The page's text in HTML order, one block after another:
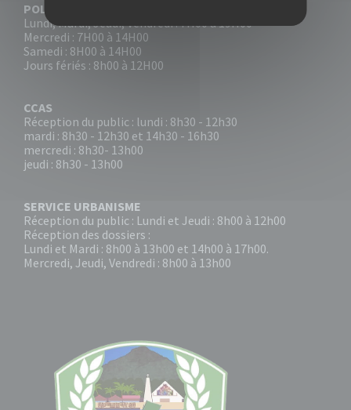
POLICE MUNICIPALE
Lundi, Mardi, Jeudi, Vendredi : 7H00 à 19H00
Mercredi : 7H00 à 14H00
Samedi : 8H00 à 14H00
Jours fériés : 8h00 à 12H00
CCAS
Réception du public : lundi : 8h30 - 12h30
mardi : 8h30 - 12h30 et 14h30 - 16h30
mercredi : 8h30- 13h00
jeudi : 8h30 - 13h00
SERVICE URBANISME
Réception du public : Lundi et Jeudi : 8h00 à 12h00
Réception des dossiers :
Lundi et Mardi : 8h00 à 13h00 et 14h00 à 17h00.
Mercredi, Jeudi, Vendredi : 8h00 à 13h00